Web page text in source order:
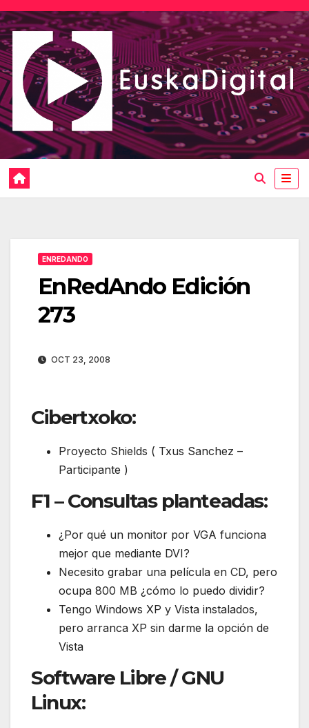
Saltar
al
contenido
ENREDANDO
EnRedAndo Edición
273
OCT 23, 2008
Cibertxoko:
Proyecto Shields ( Txus Sanchez –
Participante )
F1 – Consultas planteadas:
¿Por qué un monitor por VGA funciona
mejor que mediante DVI?
Necesito grabar una película en CD, pero
ocupa 800 MB ¿cómo lo puedo dividir?
Tengo Windows XP y Vista instalados,
pero arranca XP sin darme la opción de
Vista
Software Libre / GNU
Linux: